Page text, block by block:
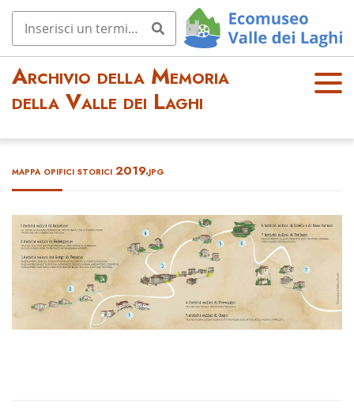
Archivio della Memoria
della Valle dei Laghi
OPE
mappa opifici storici 2019.jpg